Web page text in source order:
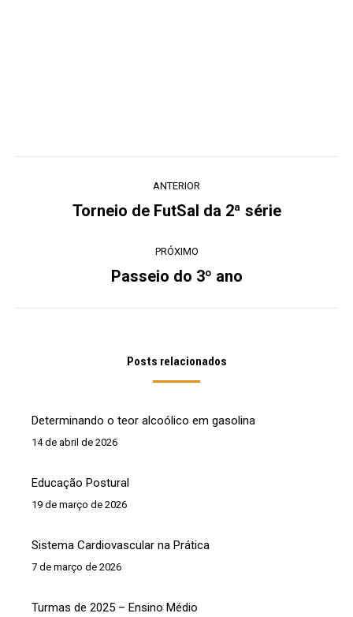
ANTERIOR
Post
Torneio de FutSal da 2ª série
PRÓXIMO
Próximo
Passeio do 3º ano
Posts relacionados
Determinando o teor alcoólico em gasolina
14 de abril de 2026
Educação Postural
19 de março de 2026
Sistema Cardiovascular na Prática
7 de março de 2026
Turmas de 2025 – Ensino Médio